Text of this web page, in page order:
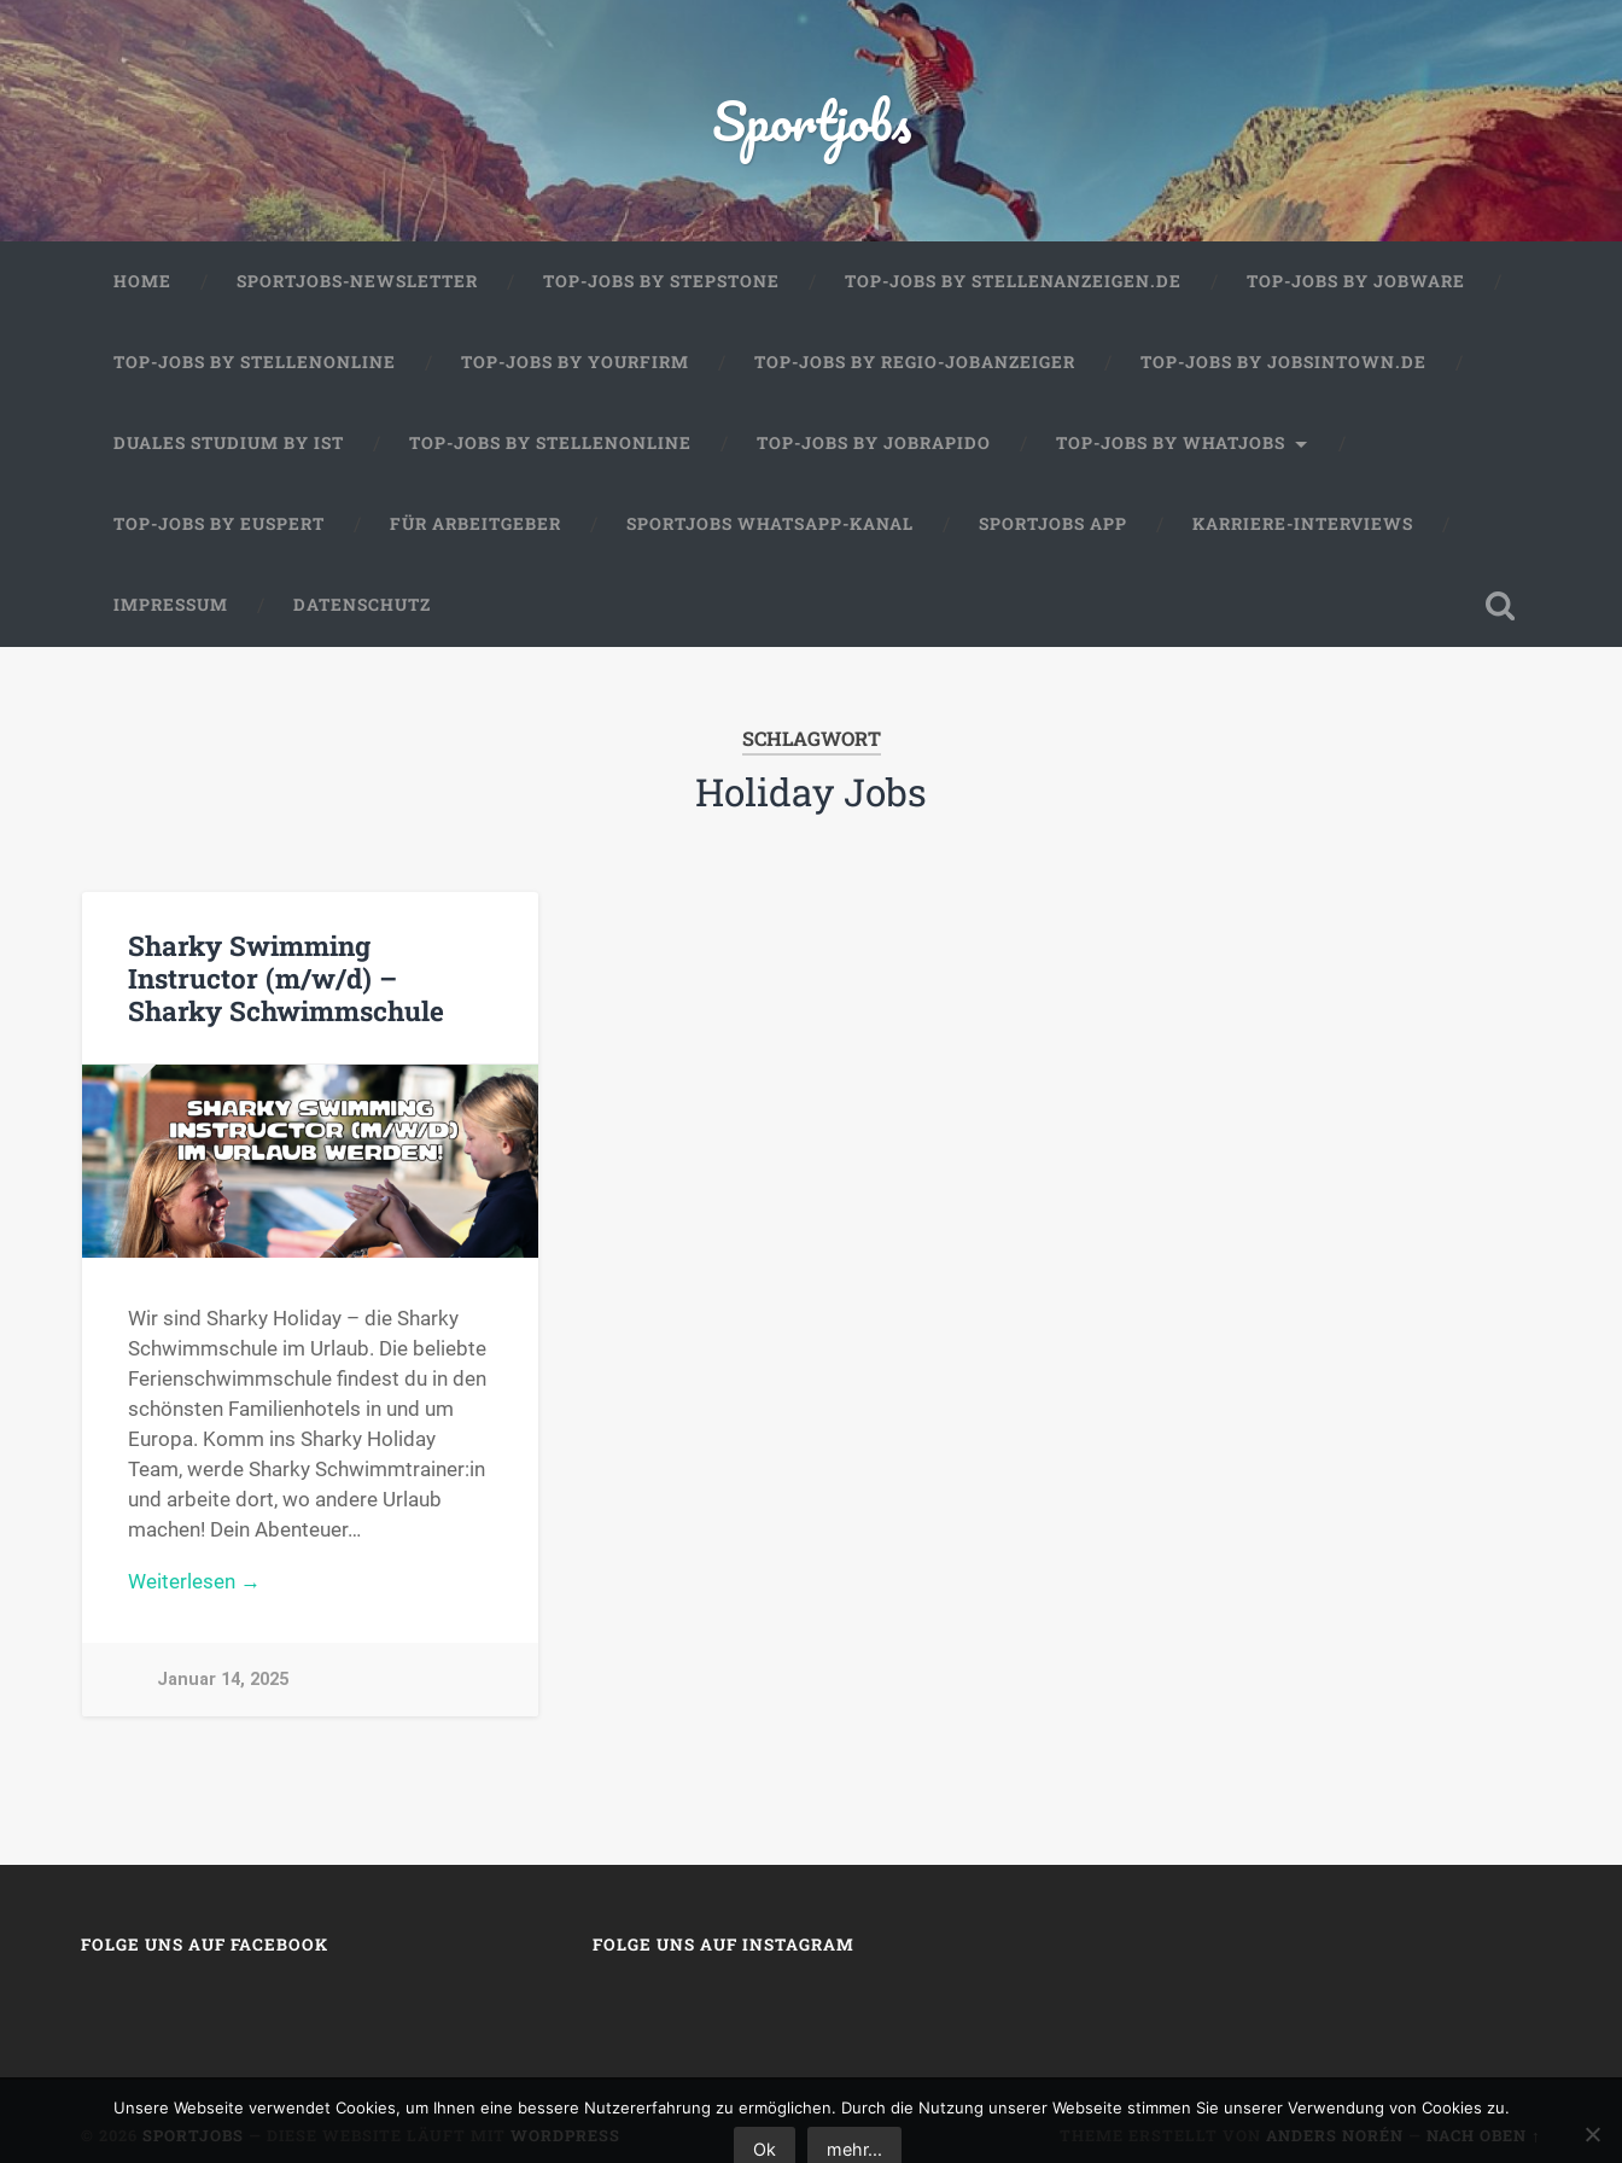
Sportjobs
HOME SPORTJOBS-NEWSLETTER TOP-JOBS BY STEPSTONE TOP-JOBS BY STELLENANZEIGEN.DE TOP-JOBS BY JOBWARE
TOP-JOBS BY STELLENONLINE TOP-JOBS BY YOURFIRM TOP-JOBS BY REGIO-JOBANZEIGER TOP-JOBS BY JOBSINTOWN.DE
DUALES STUDIUM BY IST TOP-JOBS BY STELLENONLINE TOP-JOBS BY JOBRAPIDO TOP-JOBS BY WHATJOBS
TOP-JOBS BY EUSPERT FÜR ARBEITGEBER SPORTJOBS WHATSAPP-KANAL SPORTJOBS APP KARRIERE-INTERVIEWS
IMPRESSUM DATENSCHUTZ
SCHLAGWORT
Holiday Jobs
Sharky Swimming
Instructor (m/w/d) –
Sharky Schwimmschule
Wir sind Sharky Holiday – die Sharky
Schwimmschule im Urlaub. Die beliebte
Ferienschwimmschule findest du in den
schönsten Familienhotels in und um
Europa. Komm ins Sharky Holiday
Team, werde Sharky Schwimmtrainer:in
und arbeite dort, wo andere Urlaub
machen! Dein Abenteuer…
Weiterlesen →
Januar 14, 2025
FOLGE UNS AUF FACEBOOK FOLGE UNS AUF INSTAGRAM
SPORTJOBS — DIESE WEBSITE LÄUFT MITWORDPRESS ANDERS NORÉN NACH OBEN ↑
Unsere Webseite verwendet Cookies, um Ihnen eine bessere Nutzererfahrung zu ermöglichen. Durch die Nutzung unserer Webseite stimmen Sie unserer Verwendung von Cookies zu.
Ok mehr...